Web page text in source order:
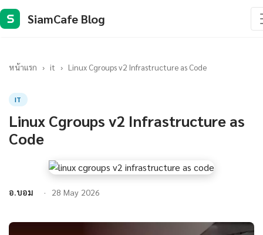
S SiamCafe Blog
หน้าแรก › it › Linux Cgroups v2 Infrastructure as Code
IT
Linux Cgroups v2 Infrastructure as
Code
อ.บอม 28 May 2026